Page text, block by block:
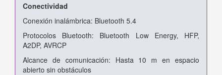
Conectividad
Conexión inalámbrica: Bluetooth 5.4
Protocolos Bluetooth: Bluetooth Low Energy, HFP,
A2DP, AVRCP
Alcance de comunicación: Hasta 10 m en espacio
abierto sin obstáculos